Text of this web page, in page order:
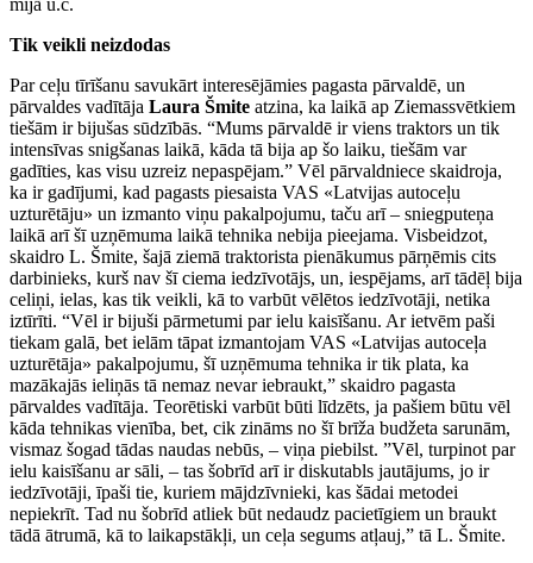
Tik veikli neizdodas
Par ceļu tīrīšanu savukārt interesējāmies pagasta pārvaldē, un
pārvaldes vadītāja Laura Šmite atzina, ka laikā ap Ziemassvētkiem
tiešām ir bijušas sūdzībās. “Mums pārvaldē ir viens traktors un tik
intensīvas snigšanas laikā, kāda tā bija ap šo laiku, tiešām var
gadīties, kas visu uzreiz nepaspējam.” Vēl pārvaldniece skaidroja,
ka ir gadījumi, kad pagasts piesaista VAS «Latvijas autoceļu
uzturētāju» un izmanto viņu pakalpojumu, taču arī – sniegputeņa
laikā arī šī uzņēmuma laikā tehnika nebija pieejama. Visbeidzot,
skaidro L. Šmite, šajā ziemā traktorista pienākumus pārņēmis cits
darbinieks, kurš nav šī ciema iedzīvotājs, un, iespējams, arī tādēļ bija
celiņi, ielas, kas tik veikli, kā to varbūt vēlētos iedzīvotāji, netika
iztīrīti. “Vēl ir bijuši pārmetumi par ielu kaisīšanu. Ar ietvēm paši
tiekam galā, bet ielām tāpat izmantojam VAS «Latvijas autoceļa
uzturētāja» pakalpojumu, šī uzņēmuma tehnika ir tik plata, ka
mazākajās ieliņās tā nemaz nevar iebraukt,” skaidro pagasta
pārvaldes vadītāja. Teorētiski varbūt būti līdzēts, ja pašiem būtu vēl
kāda tehnikas vienība, bet, cik zināms no šī brīža budžeta sarunām,
vismaz šogad tādas naudas nebūs, – viņa piebilst. ”Vēl, turpinot par
ielu kaisīšanu ar sāli, – tas šobrīd arī ir diskutabls jautājums, jo ir
iedzīvotāji, īpaši tie, kuriem mājdzīvnieki, kas šādai metodei
nepiekrīt. Tad nu šobrīd atliek būt nedaudz pacietīgiem un braukt
tādā ātrumā, kā to laikapstākļi, un ceļa segums atļauj,” tā L. Šmite.